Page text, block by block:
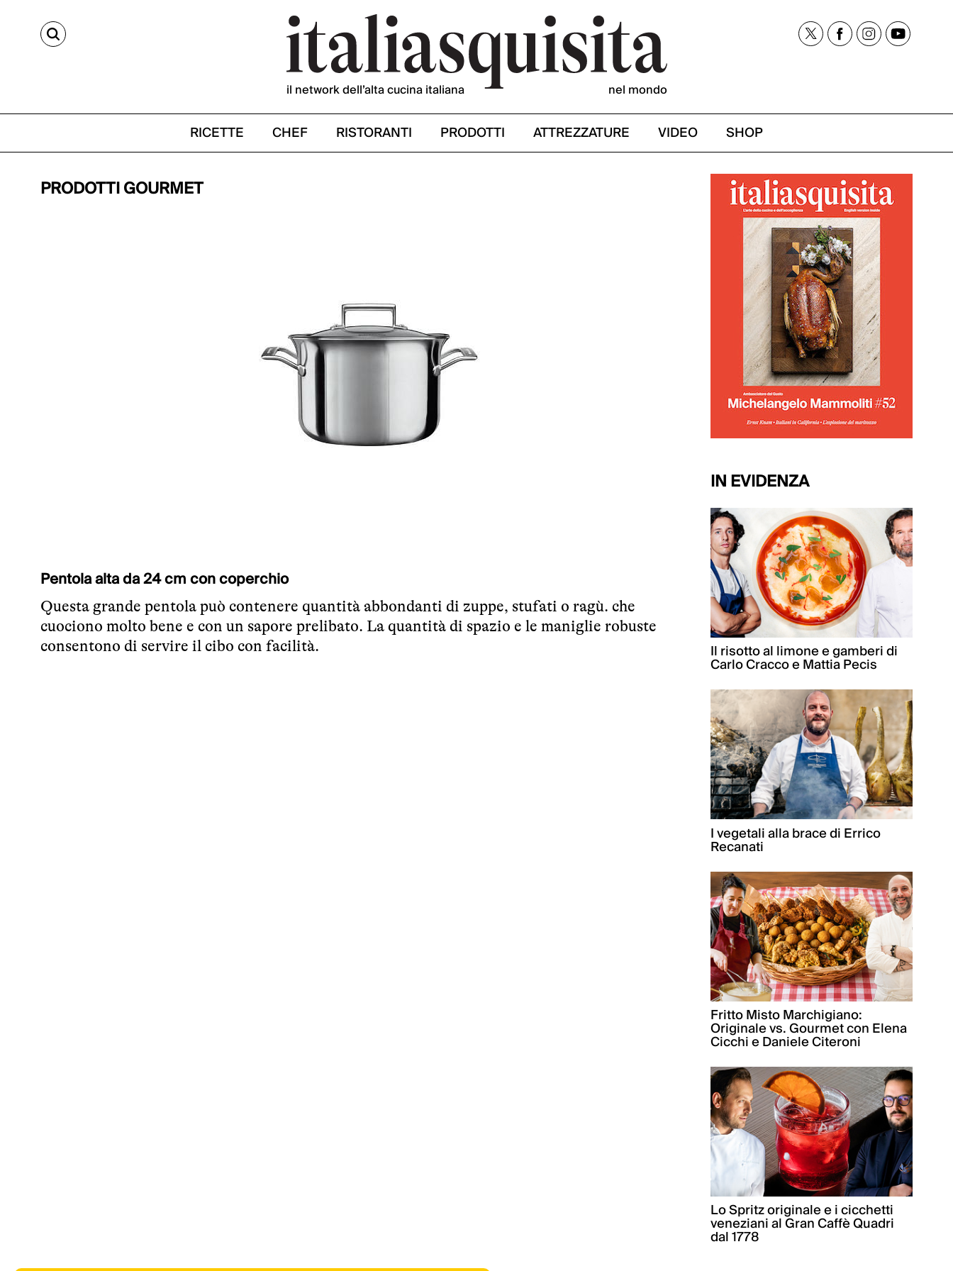
CERCA
il network dell’alta cucina italiana nel mondo
RICETTE CHEF RISTORANTI PRODOTTI ATTREZZATURE VIDEO SHOP
PRODOTTI GOURMET
Pentola alta da 24 cm con coperchio
Questa grande pentola può contenere quantità abbondanti di zuppe, stufati o ragù. che
cuociono molto bene e con un sapore prelibato. La quantità di spazio e le maniglie robuste
consentono di servire il cibo con facilità.
IN EVIDENZA
Il risotto al limone e gamberi di
Carlo Cracco e Mattia Pecis
I vegetali alla brace di Errico
Recanati
Fritto Misto Marchigiano:
Originale vs. Gourmet con Elena
Cicchi e Daniele Citeroni
Lo Spritz originale e i cicchetti
veneziani al Gran Caffè Quadri
dal 1778